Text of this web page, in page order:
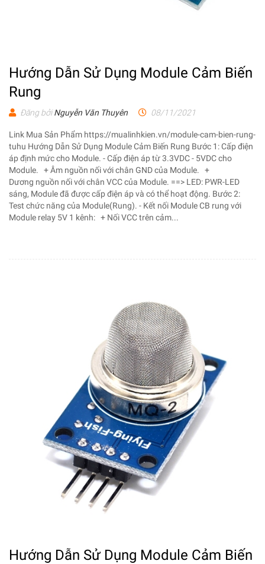
Hướng Dẫn Sử Dụng Module Cảm Biến
Rung
Đăng bởiNguyễn Văn Thuyên 08/11/2021
Link Mua Sản Phẩm https://mualinhkien.vn/module-cam-bien-rung-
tuhu Hướng Dẫn Sử Dụng Module Cảm Biến Rung Bước 1: Cấp điện
áp định mức cho Module. - Cấp điện áp từ 3.3VDC - 5VDC cho
Module. + Âm nguồn nối với chân GND của Module. +
Dương nguồn nối với chân VCC của Module. ==> LED: PWR-LED
sáng, Module đã được cấp điện áp và có thể hoạt động. Bước 2:
Test chức năng của Module(Rung). - Kết nối Module CB rung với
Module relay 5V 1 kênh: + Nối VCC trên cảm...
Hướng Dẫn Sử Dụng Module Cảm Biến